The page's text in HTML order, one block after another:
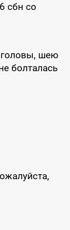
сбн со
головы, шею
болталась